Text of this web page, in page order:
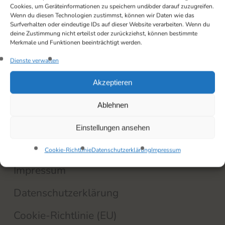
Cookies, um Geräteinformationen zu speichern und/oder darauf zuzugreifen.
Wenn du diesen Technologien zustimmst, können wir Daten wie das
Surfverhalten oder eindeutige IDs auf dieser Website verarbeiten. Wenn du
deine Zustimmung nicht erteilst oder zurückziehst, können bestimmte
Merkmale und Funktionen beeinträchtigt werden.
Dienste verwalten
Akzeptieren
Ablehnen
Einstellungen ansehen
Cookie-RichtlinieDatenschutzerklärungImpressum
82%
work in progress
Impressum
Datenschutzerklärung
Cookie-Richtlinie (EU)